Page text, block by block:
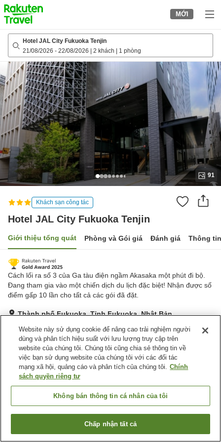
to
top
page
MỚI
Hotel JAL City Fukuoka Tenjin
21/08/2026 - 22/08/2026 2 khách 1 phòng
91
Khách sạn công tác
Hotel JAL City Fukuoka Tenjin
Giới thiệu tổng quát Phòng và Gói giá Đánh giá Thông
Cách lối ra số 3 của Ga tàu điện ngầm Akasaka một phút đi bộ.
Đang tham gia vào một chiến dịch du lịch đặc biệt! Nhận được số
điểm gấp 10 lần cho tất cả các gói đã đặt.
Thành phố Fukuoka, Tỉnh Fukuoka, Nhật Bản
Tuyệt vời Đánh giá:540 lượt
Tiện nghi chỗ nghỉ
Máy bán hàng tự động
Giặt ủi có phí
Hotel JAL City Fukuoka TenjinTìm phòng trống
Website này sử dụng cookie để nâng cao trải nghiệm người
dùng và phân tích hiệu suất với lưu lượng truy cập trên
website của chúng tôi. Chúng tôi cũng chia sẻ thông tin về
việc bạn sử dụng website của chúng tôi với các đối tác
mạng xã hội, quảng cáo và phân tích của chúng tôi. Chính
sách quyền riêng tư
Không bán thông tin cá nhân của tôi
Chấp nhận tất cả